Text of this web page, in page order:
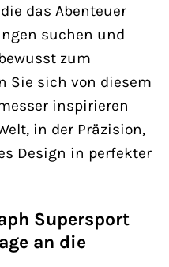
das Abenteuer
suchen und
zum
Sie sich von diesem
inspirieren
in der Präzision,
Design in perfekter
Supersport
an die